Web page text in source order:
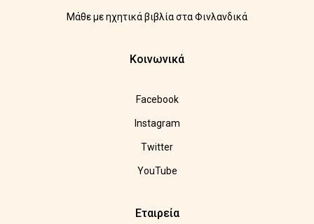
Μάθε με ηχητικά βιβλία στα Φινλανδικά
Κοινωνικά
Facebook
Instagram
Twitter
YouTube
Εταιρεία